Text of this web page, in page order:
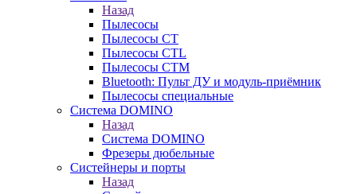
Назад
Пылесосы
Пылесосы CT
Пылесосы CTL
Пылесосы CTM
Bluetooth: Пульт ДУ и модуль-приёмник
Пылесосы специальные
Система DOMINO
Назад
Система DOMINO
Фрезеры дюбельные
Систейнеры и порты
Назад